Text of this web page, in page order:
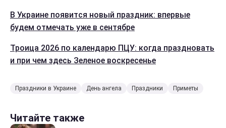
В Украине появится новый праздник: впервые
будем отмечать уже в сентябре
Троица 2026 по календарю ПЦУ: когда праздновать
и при чем здесь Зеленое воскресенье
Праздники в Украине День ангела Праздники Приметы
Читайте также